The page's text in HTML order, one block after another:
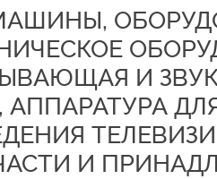
МАШИНЫ,
И
АППАРАТУРА
И